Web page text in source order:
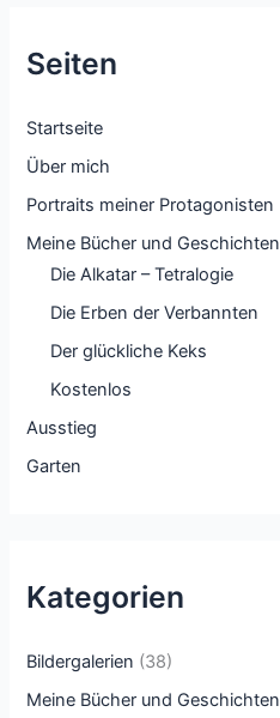
Seiten
Startseite
Über mich
Portraits meiner Protagonisten
Meine Bücher und Geschichten
Die Alkatar – Tetralogie
Die Erben der Verbannten
Der glückliche Keks
Kostenlos
Ausstieg
Garten
Kategorien
Bildergalerien (38)
Meine Bücher und Geschichten